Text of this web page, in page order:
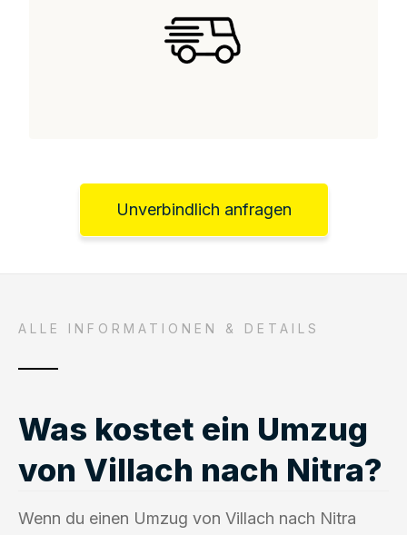
Unverbindlich anfragen
ALLE INFORMATIONEN & DETAILS
Was kostet ein Umzug
von Villach nach Nitra?
Wenn du einen Umzug von Villach nach Nitra